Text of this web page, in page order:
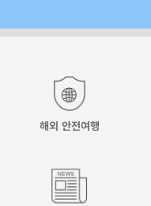
해외 안전여행